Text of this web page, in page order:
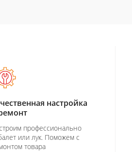
настройка
профессионально
или лук. Поможем с
товара